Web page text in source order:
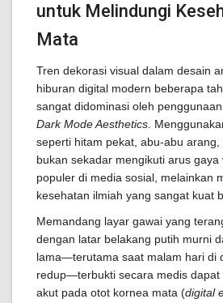
untuk Melindungi
Mata
Tren dekorasi visual dalam desain
hiburan digital modern beberapa
sangat didominasi oleh
Dark Mode Aesthetics .
seperti hitam pekat, abu-abu
bukan sekadar mengikuti arus gaya
populer di media sosial, melainkan
kesehatan ilmiah yang sangat kuat
Memandang layar gawai yang
dengan latar belakang putih murni
lama—terutama saat malam hari di
redup—terbukti secara medis dapat
akut pada otot kornea mata (digital